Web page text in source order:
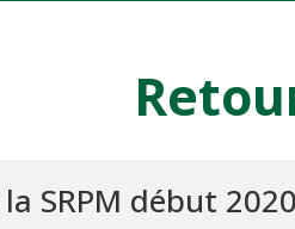
SRPM début 2020